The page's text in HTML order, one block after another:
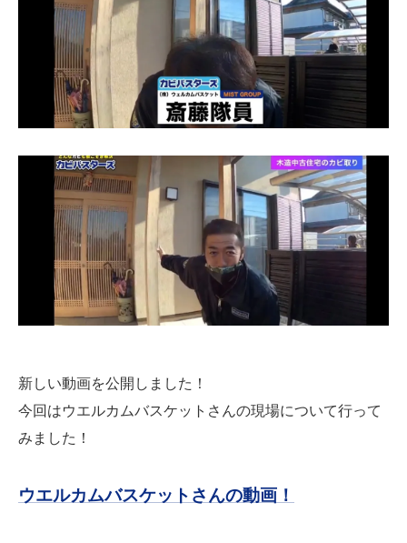
新しい動画を公開しました！
今回はウエルカムバスケットさんの現場について行って
みました！
ウエルカムバスケットさんの動画！